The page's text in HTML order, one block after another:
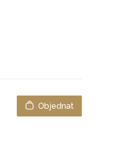
Objednat